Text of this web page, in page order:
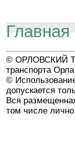
Главная
© ОРЛОВСКИЙ
транспорта
©
допускается
Вся
том числе